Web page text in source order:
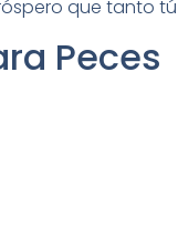
que tanto
Peces